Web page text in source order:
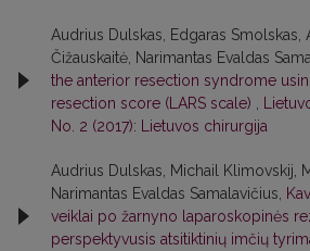
Audrius Dulskas, Edgaras Smolskas,
Čižauskaitė, Narimantas Evaldas
the anterior resection syndrome
resection score (LARS scale)
No. 2 (2017): Lietuvos chirurgija
Audrius Dulskas, Michail Klimovskij,
Narimantas Evaldas Samalavičius,
veiklai po žarnyno laparoskopinės
perspektyvusis atsitiktinių imčių